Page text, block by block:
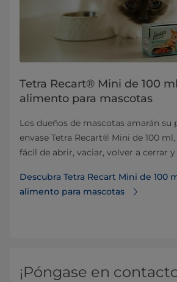
Tetra Recart® Mini de 100
alimento para mascotas
Los dueños de mascotas amarán su
envase Tetra Recart® Mini de 100
fácil de abrir, vaciar, volver a cerrar y
Descubra Tetra Recart Mini de 100
alimento para mascotas
¡Póngase en